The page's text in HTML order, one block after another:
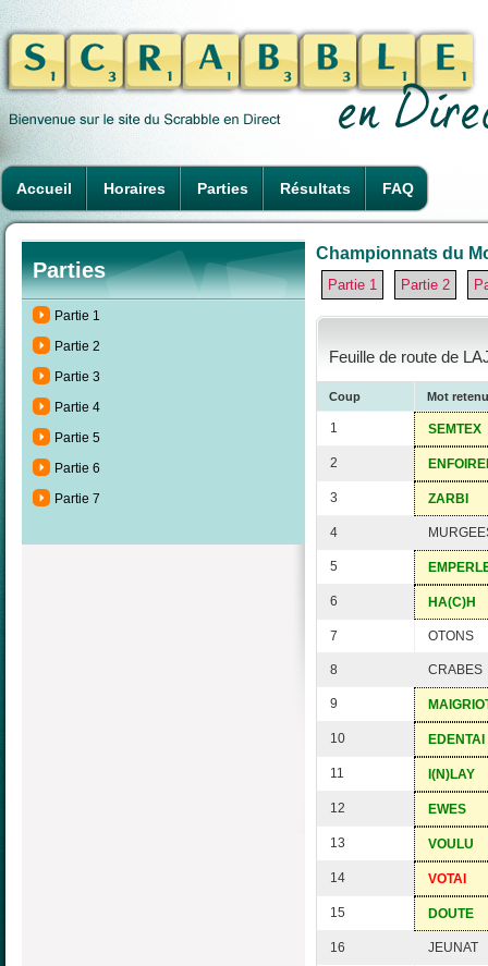
Accueil Horaires Parties Résultats FAQ
Parties
Partie 1
Partie 2
Partie 3
Partie 4
Partie 5
Partie 6
Partie 7
Championnats du
Partie 1 Partie 2
Feuille de route de
Coup Mot retenu
1 SEMTEX
2
3 ZARBI
4
5
6 HA(C)H
7 OTONS
8 CRABES
9
10 EDENTAI
11 I(N)LAY
12 EWES
13 VOULU
14 VOTAI
15 DOUTE
16 JEUNAT